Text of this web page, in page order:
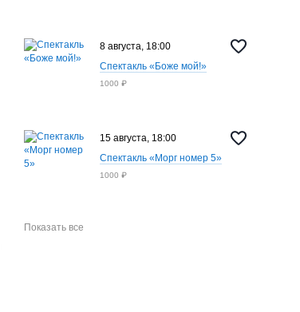
8 августа, 18:00
Спектакль «Боже мой!»
1000 ₽
15 августа, 18:00
Спектакль «Морг номер 5»
1000 ₽
Показать все